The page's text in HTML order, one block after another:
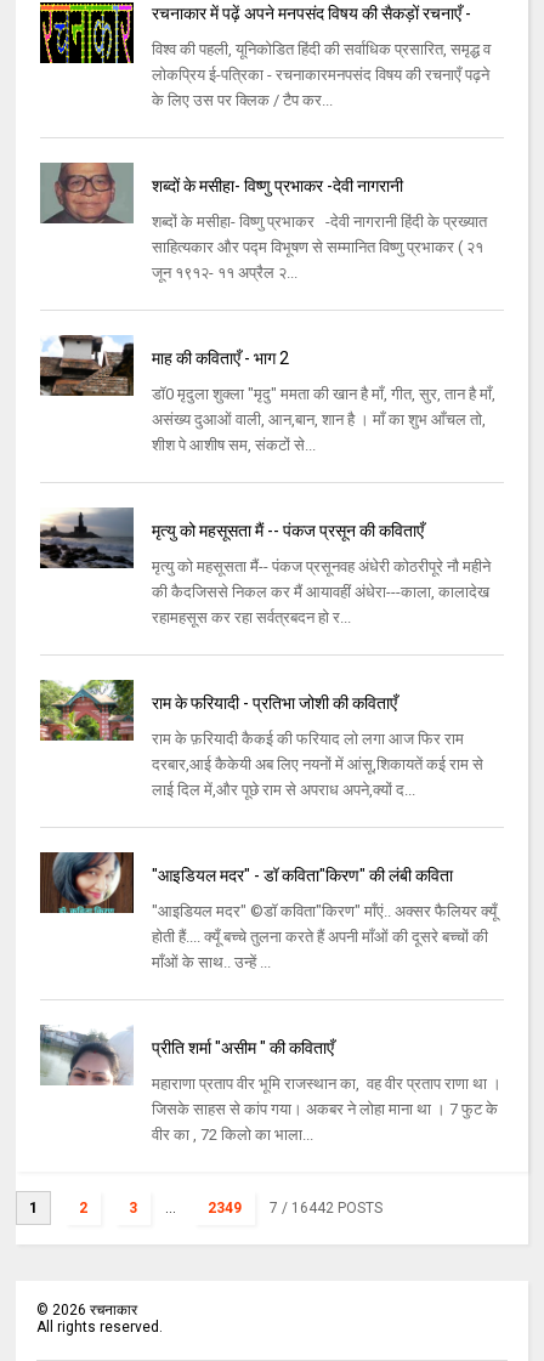
रचनाकार में पढ़ें अपने मनपसंद विषय की सैकड़ों रचनाएँ -
विश्व की पहली, यूनिकोडित हिंदी की सर्वाधिक प्रसारित, समृद्ध व
लोकप्रिय ई-पत्रिका - रचनाकारमनपसंद विषय की रचनाएँ पढ़ने
के लिए उस पर क्लिक / टैप कर...
शब्दों के मसीहा- विष्णु प्रभाकर -देवी नागरानी
शब्दों के मसीहा- विष्णु प्रभाकर -देवी नागरानी हिंदी के प्रख्यात
साहित्यकार और पद्म विभूषण से सम्मानित विष्णु प्रभाकर ( २१
जून १९१२- ११ अप्रैल २...
माह की कविताएँ - भाग 2
डॉ0 मृदुला शुक्ला "मृदु" ममता की खान है माँ, गीत, सुर, तान है माँ,
असंख्य दुआओं वाली, आन,बान, शान है । माँ का शुभ आँचल तो,
शीश पे आशीष सम, संकटों से...
मृत्यु को महसूसता मैं -- पंकज प्रसून की कविताएँ
मृत्यु को महसूसता मैं-- पंकज प्रसूनवह अंधेरी कोठरीपूरे नौ महीने
की कैदजिससे निकल कर मैं आयावहीं अंधेरा---काला, कालादेख
रहामहसूस कर रहा सर्वत्रबदन हो र...
राम के फरियादी - प्रतिभा जोशी की कविताएँ
राम के फ़रियादी कैकई की फरियाद लो लगा आज फिर राम
दरबार,आई कैकेयी अब लिए नयनों में आंसू,शिकायतें कई राम से
लाई दिल में,और पूछे राम से अपराध अपने,क्यों द...
"आइडियल मदर" - डॉ कविता"किरण" की लंबी कविता
"आइडियल मदर" ©डॉ कविता"किरण" माँएं.. अक्सर फैलियर क्यूँ
होती हैं.... क्यूँ बच्चे तुलना करते हैं अपनी माँओं की दूसरे बच्चों की
माँओं के साथ.. उन्हें ...
प्रीति शर्मा "असीम " की कविताएँ
महाराणा प्रताप वीर भूमि राजस्थान का, वह वीर प्रताप राणा था ।
जिसके साहस से कांप गया। अकबर ने लोहा माना था । 7 फुट के
वीर का , 72 किलो का भाला...
1 2 3 ... 2349 7 / 16442 POSTS
©2026 रचनाकार
All rights reserved.